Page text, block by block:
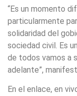
“Es un momento
particularmente
solidaridad del
sociedad civil. Es
de todos vamos a
adelante”,
En el enlace, en